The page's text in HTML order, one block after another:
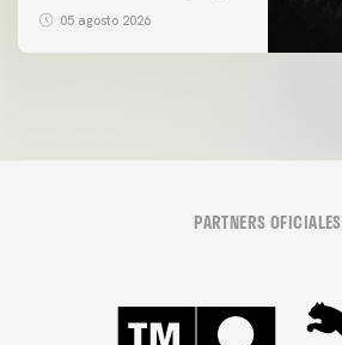
05 agosto 2026
PARTNERS OFICIALES